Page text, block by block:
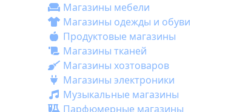
Магазины мебели
Магазины одежды и обуви
Продуктовые магазины
Магазины тканей
Магазины хозтоваров
Магазины электроники
Музыкальные магазины
Парфюмерные магазины